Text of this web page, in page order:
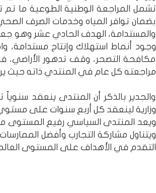
بضمان توافر المياه وخدمات الصرف
والمستدامة، الهدف الحادي عشر وهو
وجود أنماط استهلاك وإنتاج مستدامة،
مكافحة التصحر، وقف تدهور الأراضي،
مراجعته كل عام في المنتدي ذاته حيث
والجدير بالذكر أن المنتدى ينعقد
وزارية لينعقد كل أربع سنوات على
ويعد المنتدى السياسي رفيع المستوى
ويتناول مشاركة التجارب وأفضل
التقدم في الأهداف على المستوى